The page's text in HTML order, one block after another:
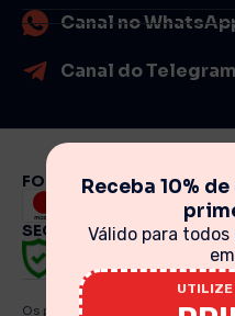
Canal no
Canal do Telegram
FORMAS DE PAGAMENTO
SEGURANÇA
Os preços, promoções,
Receba 10%
Válido para todos
UTILIZE